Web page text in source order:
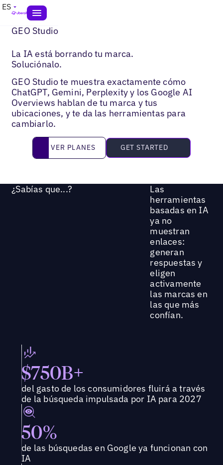
ES
GEO Studio
La IA está borrando tu marca.
Soluciónalo.
GEO Studio te muestra exactamente cómo
ChatGPT, Gemini, Perplexity y los Google AI
Overviews hablan de tu marca y tus
ubicaciones, y te da las herramientas para
cambiarlo.
Ver planes
VER PLANES GET STARTED
¿Sabías que...?
Las
herramientas
basadas en IA
ya no
muestran
enlaces:
generan
respuestas y
eligen
activamente
las marcas en
las que más
confían.
$750B+
del gasto de los consumidores fluirá a través
de la búsqueda impulsada por IA para 2027
50%
de las búsquedas en Google ya funcionan con
IA